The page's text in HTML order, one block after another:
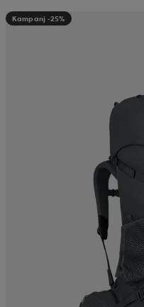
Kampanj -25%